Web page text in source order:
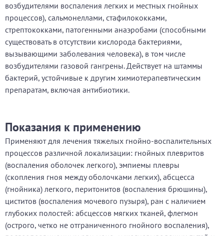
возбудителями воспаления легких и местных гнойных
процессов), сальмонеллами, стафилококками,
стрептококками, патогенными анаэробами (способными
существовать в отсутствии кислорода бактериями,
вызывающими заболевания человека), в том числе
возбудителями газовой гангрены. Действует на штаммы
бактерий, устойчивые к другим химиотерапевтическим
препаратам, включая антибиотики.
Показания к применению
Применяют для лечения тяжелых гнойно-воспалительных
процессов различной локализации: гнойных плевритов
(воспаления оболочек легкого), эмпиемы плевры
(скопления гноя между оболочками легких), абсцесса
(гнойника) легкого, перитонитов (воспаления брюшины),
циститов (воспаления мочевого пузыря), ран с наличием
глубоких полостей: абсцессов мягких тканей, флегмон
(острого, четко не отграниченного гнойного воспаления),